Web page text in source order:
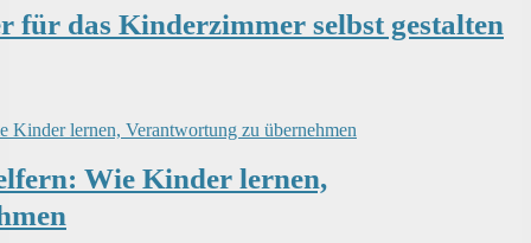
für das Kinderzimmer selbst gestalten
Wie Kinder lernen,